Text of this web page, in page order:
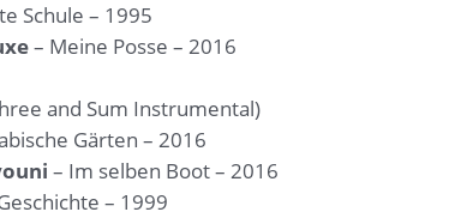
Schule – 1995
– Meine Posse – 2016
and Sum Instrumental)
Gärten – 2016
– Im selben Boot – 2016
– 1999